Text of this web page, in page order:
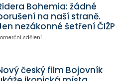
Bohemia: žádné
na naší straně.
nezákonné šetření ČIŽP
sdělení
český film Bojovník